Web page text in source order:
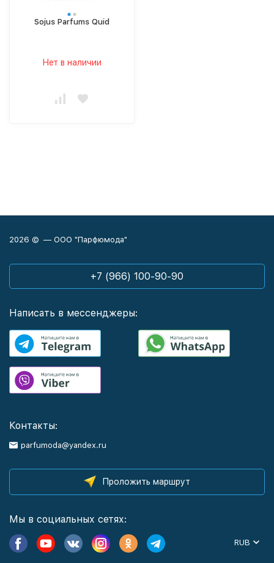
Sojus Parfums Quid
Нет в наличии
2026 © — ООО "Парфюмода"
+7 (966) 100-90-90
Написать в мессенджеры:
Контакты:
parfumoda@yandex.ru
Проложить маршрут
Мы в социальных сетях:
RUB